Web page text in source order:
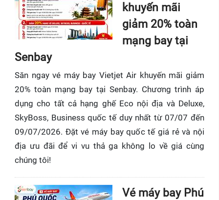
khuyến mãi
giảm 20% toàn
mạng bay tại
Senbay
Săn ngay vé máy bay Vietjet Air khuyến mãi giảm
20% toàn mạng bay tại Senbay. Chương trình áp
dụng cho tất cả hạng ghế Eco nội địa và Deluxe,
SkyBoss, Business quốc tế duy nhất từ 07/07 đến
09/07/2026. Đặt vé máy bay quốc tế giá rẻ và nội
địa ưu đãi để vi vu thả ga không lo về giá cùng
chúng tôi!
Vé máy bay Phú